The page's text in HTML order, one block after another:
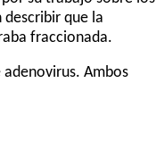
que la
fraccionada.
Ambos